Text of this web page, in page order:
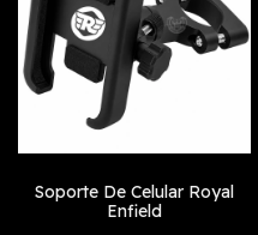
Soporte De Celular Royal
Enfield